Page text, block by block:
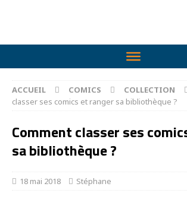
ACCUEIL COMICS COLLECTION
classer ses comics et ranger sa bibliothèque ?
Comment classer ses
sa bibliothèque ?
18 mai 2018 Stéphane